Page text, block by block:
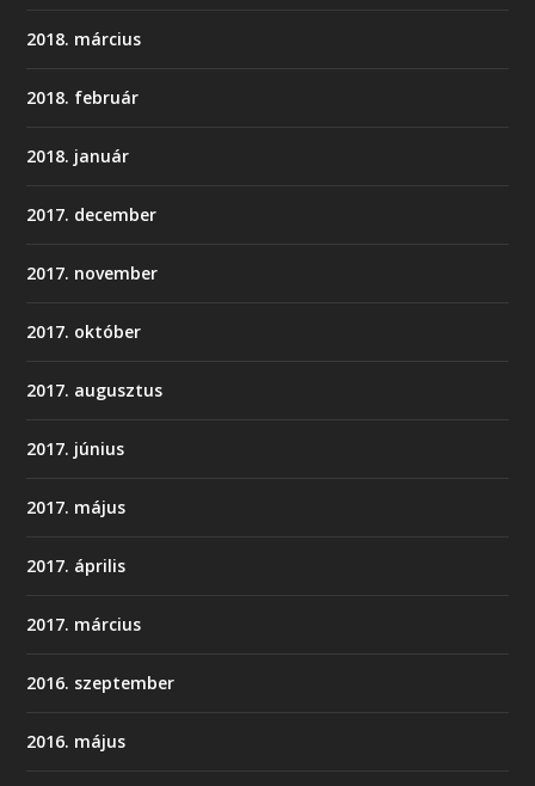
2018. március
2018. február
2018. január
2017. december
2017. november
2017. október
2017. augusztus
2017. június
2017. május
2017. április
2017. március
2016. szeptember
2016. május